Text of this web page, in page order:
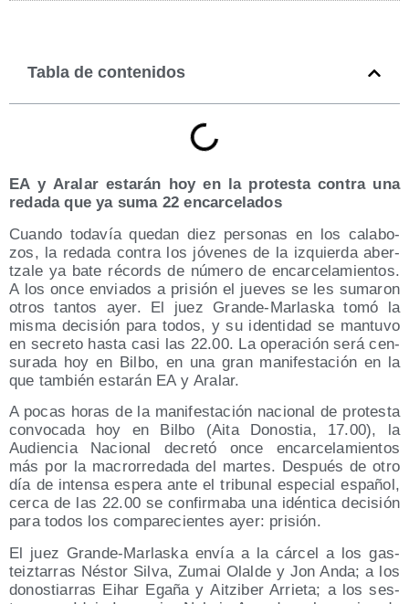
Tabla de contenidos
EA y Ara­lar esta­rán hoy en la pro­tes­ta con­tra una
reda­da que ya suma 22 encarcelados
Cuan­do toda­vía que­dan diez per­so­nas en los cala­bo­
zos, la reda­da con­tra los jóve­nes de la izquier­da aber­
tza­le ya bate récords de núme­ro de encar­ce­la­mien­tos.
A los once envia­dos a pri­sión el jue­ves se les suma­ron
otros tan­tos ayer. El juez Gran­de-Mar­las­ka tomó la
mis­ma deci­sión para todos, y su iden­ti­dad se man­tu­vo
en secre­to has­ta casi las 22.00. La ope­ra­ción será cen­
su­ra­da hoy en Bil­bo, en una gran mani­fes­ta­ción en la
que tam­bién esta­rán EA y Aralar.
A pocas horas de la mani­fes­ta­ción nacio­nal de pro­tes­ta
con­vo­ca­da hoy en Bil­bo (Aita Donos­tia, 17.00), la
Audien­cia Nacio­nal decre­tó once encar­ce­la­mien­tos
más por la macro­rre­da­da del mar­tes. Des­pués de otro
día de inten­sa espe­ra ante el tri­bu­nal espe­cial espa­ñol,
cer­ca de las 22.00 se con­fir­ma­ba una idén­ti­ca deci­sión
para todos los com­pa­re­cien­tes ayer: prisión.
El juez Gran­de-Mar­las­ka envía a la cár­cel a los gas­
teiz­ta­rras Nés­tor Sil­va, Zumai Olal­de y Jon Anda; a los
donos­tia­rras Eihar Ega­ña y Aitzi­ber Arrie­ta; a los ses­